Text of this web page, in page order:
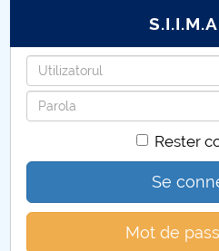
Anunturi
Colaboratori UPIT
Identifiant
Mot
de
Rester
Se
Mot de